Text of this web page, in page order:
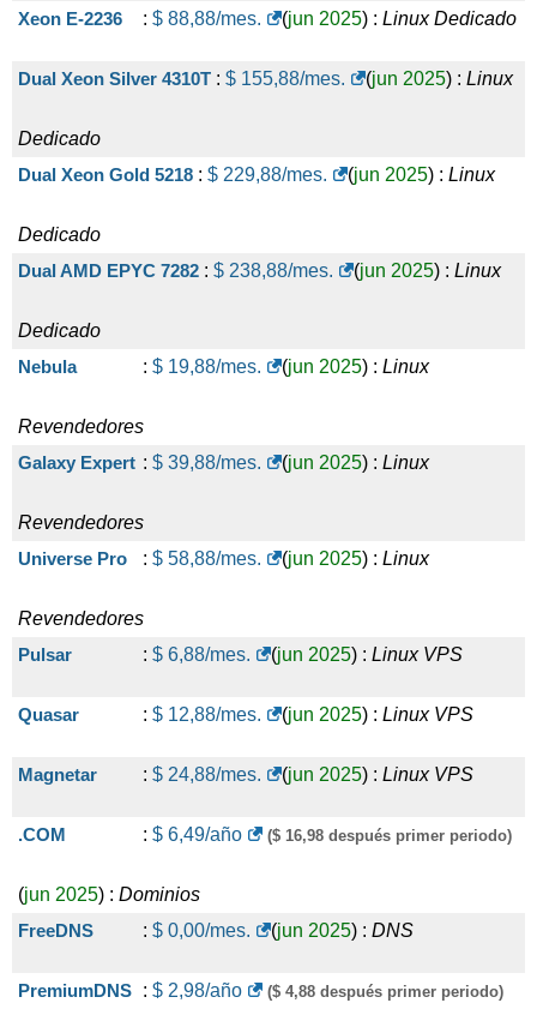
Xeon E-2236
: $ 88,88/mes. (jun 2025) : Linux Dedicado
Dual Xeon Silver 4310T : $ 155,88/mes. (jun 2025) : Linux
Dedicado
Dual Xeon Gold 5218 : $ 229,88/mes. (jun 2025) : Linux
Dedicado
Dual AMD EPYC 7282 : $ 238,88/mes. (jun 2025) : Linux
Dedicado
Nebula
: $ 19,88/mes. (jun 2025) : Linux
Revendedores
Galaxy Expert : $ 39,88/mes. (jun 2025) : Linux
Revendedores
Universe Pro
: $ 58,88/mes. (jun 2025) : Linux
Revendedores
Pulsar
: $ 6,88/mes. (jun 2025) : Linux VPS
Quasar : $ 12,88/mes. (jun 2025) : Linux VPS
Magnetar : $ 24,88/mes. (jun 2025) : Linux VPS
.COM : $ 6,49/año ($ 16,98 después primer periodo)
(jun 2025) : Dominios
FreeDNS
: $ 0,00/mes. (jun 2025) : DNS
PremiumDNS : $ 2,98/año ($ 4,88 después primer periodo)